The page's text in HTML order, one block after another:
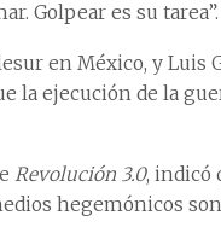
Golpear es su tarea”.
en México, y
la ejecución de la
Revolución 3.0, indicó
hegemónicos